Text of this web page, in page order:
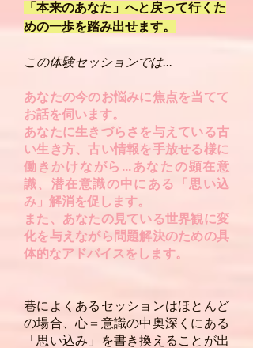
「本来のあなた」へと戻って行くた
めの一歩を踏み出せます。
この体験セッションでは...
あなたの今のお悩みに焦点を当てて
お話を伺います。
あなたに生きづらさを与えている古
い生き方、古い情報を手放せる様に
働きかけながら... あなたの顕在意
識、潜在意識の中にある「思い込
み」解消を促します。
また、あなたの見ている世界観に変
化を与えながら問題解決のための具
体的なアドバイスをします。
巷によくあるセッションはほとんど
の場合、心＝ 意識の中奥深くにある
「思い込み」を書き換えることが出